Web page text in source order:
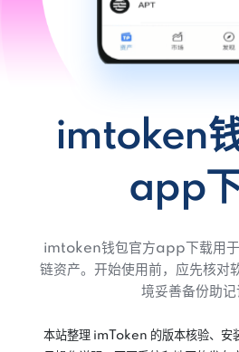
imtoken
app
imtoken钱包官方app下载用于
链资产。开始使用前，应先核对
境妥善备份助记
本站整理 imToken 的版本核验、安